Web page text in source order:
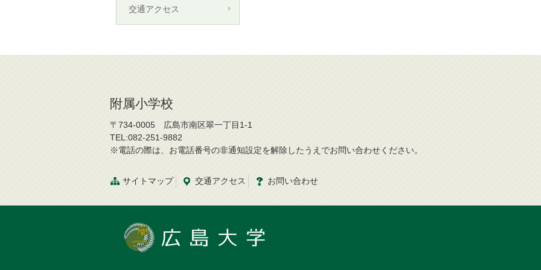
交通アクセス
附属小学校
〒734-0005 広島市南区翠一丁目1-1
TEL:082-251-9882
※電話の際は、お電話番号の非通知設定を解除したうえでお問い合わせください。
サイトマップ 交通アクセス お問い合わせ